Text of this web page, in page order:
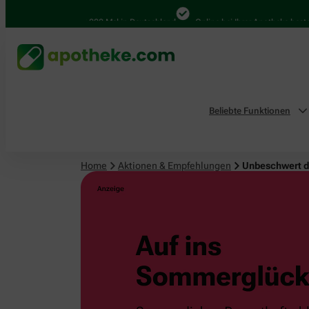
4.000 Mal in Deutschland Online bei Ihrer Apotheke bestellen
Beliebte Funktionen
Home Aktionen & Empfehlungen Unbeschwert